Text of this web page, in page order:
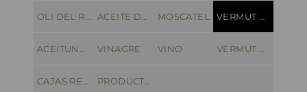
OLI DEL RAIG ACEITE DE OLIVA VIRGEN EXTRA MOSCATEL VERMUT MONTEBRIONE
ACEITUNAS ARBEQUINAS VINAGRE VINO VERMUT ELS FADRINS
CAJAS REGALO PRODUCTOS COMBINADOS